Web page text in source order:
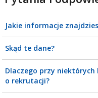
Jakie informacje
Skąd te dane?
Dlaczego przy
o rekrutacji?